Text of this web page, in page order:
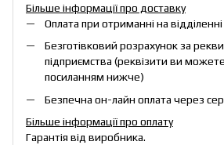
Більше інформації про доставку
Оплата при отриманні на
Безготівковий розрахунок за
підприємства (реквізити ви
посиланням нижче)
Безпечна он-лайн оплата через
Більше інформації про оплату
Гарантія від виробника.